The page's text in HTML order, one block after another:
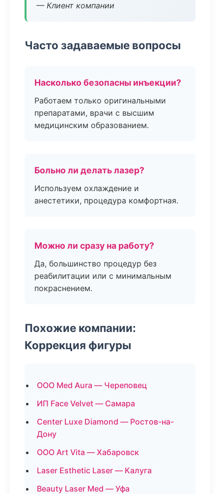
— Клиент компании
Часто задаваемые вопросы
Насколько безопасны инъекции?
Работаем только оригинальными
препаратами, врачи с высшим
медицинским образованием.
Больно ли делать лазер?
Используем охлаждение и
анестетики, процедура комфортная.
Можно ли сразу на работу?
Да, большинство процедур без
реабилитации или с минимальным
покраснением.
Похожие компании:
Коррекция фигуры
ООО Med Aura — Череповец
ИП Face Velvet — Самара
Center Luxe Diamond — Ростов-на-
Дону
ООО Art Vita — Хабаровск
Laser Esthetic Laser — Калуга
Beauty Laser Med — Уфа